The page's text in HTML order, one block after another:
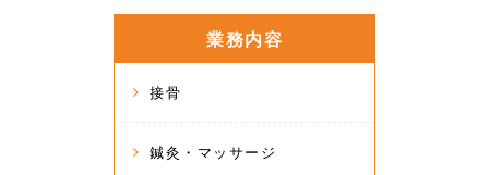
業務内容
接骨
鍼灸・マッサージ